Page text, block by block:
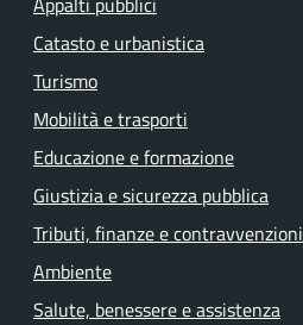
Catasto e urbanistica
Turismo
Mobilità e trasporti
Educazione e formazione
Giustizia e sicurezza pubblica
Tributi, finanze e contravvenzioni
Ambiente
Salute, benessere e assistenza